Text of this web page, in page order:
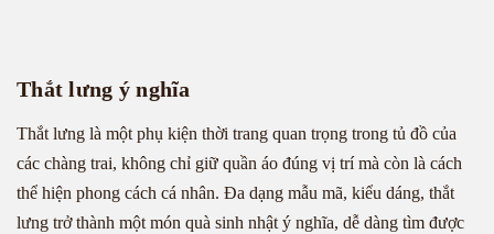
Thắt lưng ý nghĩa
Thắt lưng là một phụ kiện thời trang quan trọng trong tủ đồ của
các chàng trai, không chỉ giữ quần áo đúng vị trí mà còn là cách
thể hiện phong cách cá nhân. Đa dạng mẫu mã, kiểu dáng, thắt
lưng trở thành một món quà sinh nhật ý nghĩa, dễ dàng tìm được